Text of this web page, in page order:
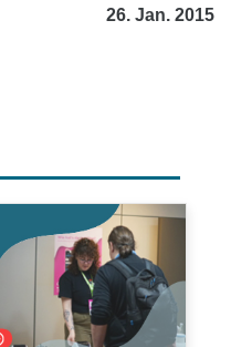
26. Jan. 2015